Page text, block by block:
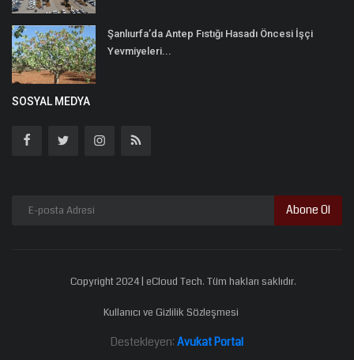
Şanlıurfa’da Antep Fıstığı Hasadı Öncesi İşçi
Yevmiyeleri...
SOSYAL MEDYA
Abone Ol
Copyright 2024 | eCloud Tech. Tüm hakları saklıdır.
Kullanıcı ve Gizlilik Sözleşmesi
Destekleyen: Avukat Portal